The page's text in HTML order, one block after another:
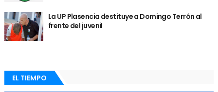
La UP Plasencia destituye a Domingo Terrón al
frente del juvenil
EL TIEMPO